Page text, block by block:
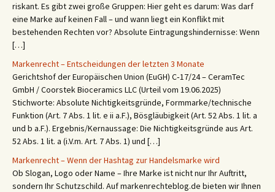
riskant. Es gibt zwei große Gruppen: Hier geht es darum: Was darf
eine Marke auf keinen Fall – und wann liegt ein Konflikt mit
bestehenden Rechten vor? Absolute Eintragungshindernisse: Wenn
[…]
Markenrecht – Entscheidungen der letzten 3 Monate
Gerichtshof der Europäischen Union (EuGH) C‑17/24 – CeramTec
GmbH / Coorstek Bioceramics LLC (Urteil vom 19.06.2025)
Stichworte: Absolute Nichtigkeitsgründe, Formmarke/technische
Funktion (Art. 7 Abs. 1 lit. e ii a.F.), Bösgläubigkeit (Art. 52 Abs. 1 lit. a
und b a.F.). Ergebnis/Kernaussage: Die Nichtigkeitsgründe aus Art.
52 Abs. 1 lit. a (i.V.m. Art. 7 Abs. 1) und […]
Markenrecht – Wenn der Hashtag zur Handelsmarke wird
Ob Slogan, Logo oder Name – Ihre Marke ist nicht nur Ihr Auftritt,
sondern Ihr Schutzschild. Auf markenrechteblog.de bieten wir Ihnen